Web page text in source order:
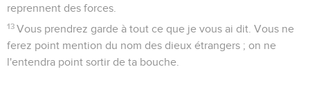
reprennent des forces.
13 Vous prendrez garde à tout ce que je vous ai dit. Vous ne
ferez point mention du nom des dieux étrangers ; on ne
l'entendra point sortir de ta bouche.